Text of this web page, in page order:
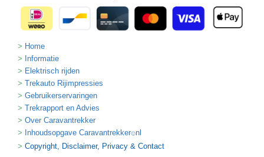
Home
Informatie
Elektrisch rijden
Trekauto Rijimpressies
Gebruikerservaringen
Trekrapport en Advies
Over Caravantrekker
Inhoudsopgave Caravantrekker🙂nl
Copyright, Disclaimer, Privacy & Contact